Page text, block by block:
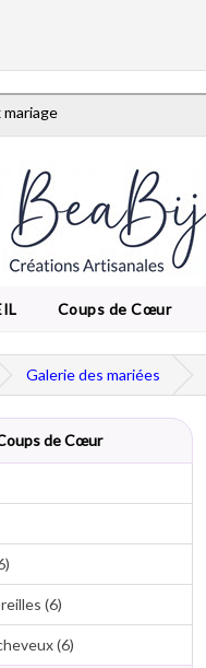
Coups de Cœur
Galerie des mariées
de Cœur
(6)
(6)